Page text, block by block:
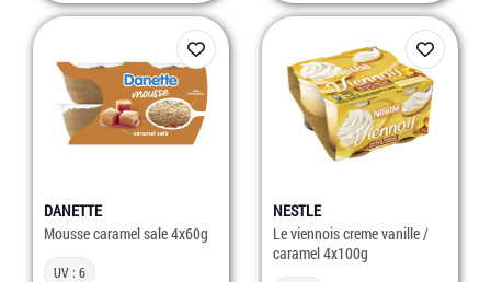
DANETTE
Mousse caramel sale 4x60g
UV : 6
NESTLE
Le viennois creme vanille /
caramel 4x100g